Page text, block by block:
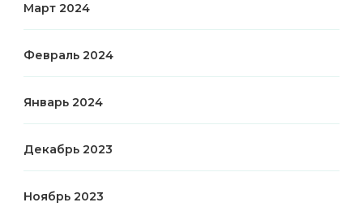
Март 2024
Февраль 2024
Январь 2024
Декабрь 2023
Ноябрь 2023